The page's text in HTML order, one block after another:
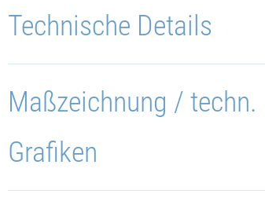
Technische Details
Maßzeichnung / techn.
Grafiken